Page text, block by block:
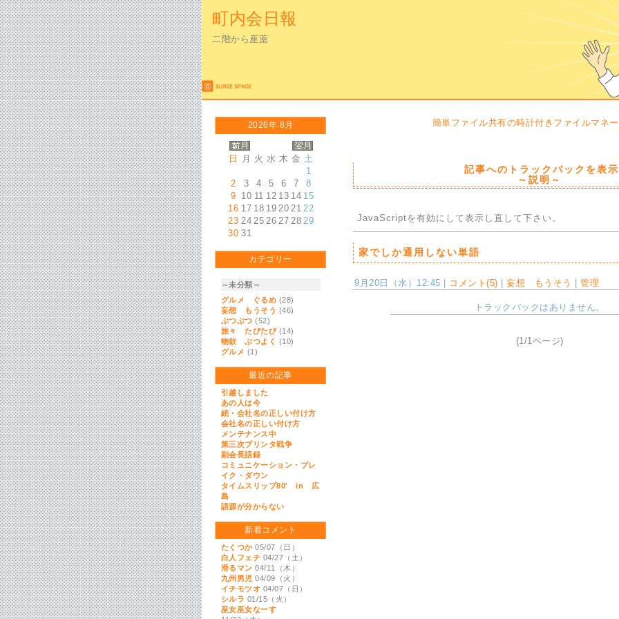
町内会日報
二階から座薬
2026年 8月
日 月 火 水 木 金 土
1
2
3 4 5 6 7
8
9 10 11 12 13 14 15
16 17 18 19 20 21 22
23 24 25 26 27 28 29
30 31
カテゴリー
～未分類～
グルメ ぐるめ (28)
妄想 もうそう (46)
ぶつぶつ (52)
旅々 たびたび (14)
物欲 ぶつよく (10)
グルメ (1)
最近の記事
引越しました
あの人は今
続・会社名の正しい付け方
会社名の正しい付け方
メンテナンス中
第三次プリンタ戦争
副会長語録
コミュニケーション・ブレ
イク・ダウン
タイムスリップ80' in 広
島
語源が分からない
新着コメント
たくつか05/07（日）
白人フェチ 04/27（土）
滑るマン 04/11（木）
九州男児 04/09（火）
イチモツオ 04/07（日）
シルラ 01/15（火）
巫女巫女なーす
簡単ファイル共有の時計付きファイルマネ
記事へのトラックバックを表示
～説明～
JavaScriptを有効にして表示し直して下さい。
家でしか通用しない単語
9月20日（水）12:45 | コメント(5) 妄想 もうそう 管理
トラックバックはありません。
(1/1ページ)